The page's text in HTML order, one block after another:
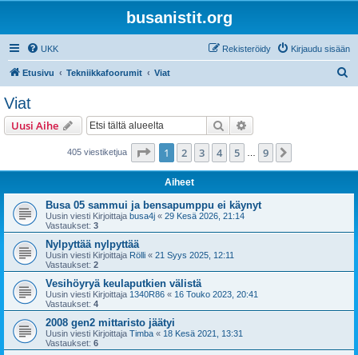
busanistit.org
UKK Kirjaudu sisään
Rekisteröidy
Etusivu Tekniikkafoorumit Viat
Viat
Uusi Aihe Etsi
405 viestiketjua Sivu /9
1 2 3 4 5 9
Aiheet
Busa 05 sammui ja bensapumppu ei käynyt
Uusin viesti Kirjoittaja busa4j « 29 Kesä 2026, 21:14
Vastaukset: 3
Nylpyttää nylpyttää
Uusin viesti Kirjoittaja Rölli « 21 Syys 2025, 12:11
Vastaukset: 2
Vesihöyryä keulaputkien välistä
Uusin viesti Kirjoittaja 1340R86 « 16 Touko 2023, 20:41
Vastaukset: 4
2008 gen2 mittaristo jäätyi
Uusin viesti Kirjoittaja Timba « 18 Kesä 2021, 13:31
Vastaukset: 6